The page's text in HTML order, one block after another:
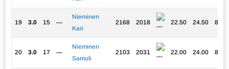
19 3.0 15 —
Nieminen
Kari
2168 2018 22.50 24.50 8.25
20 3.0 17 —
Nieminen
Samuli
2103 2031 22.00 24.00 8.50